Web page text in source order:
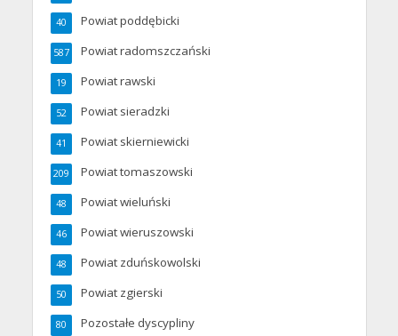
Powiat poddębicki
40
Powiat radomszczański
587
Powiat rawski
19
Powiat sieradzki
52
Powiat skierniewicki
41
Powiat tomaszowski
209
Powiat wieluński
48
Powiat wieruszowski
46
Powiat zduńskowolski
48
Powiat zgierski
50
Pozostałe dyscypliny
80